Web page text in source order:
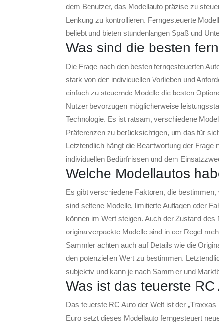
dem Benutzer, das Modellauto präzise zu
Lenkung zu kontrollieren. Ferngesteuerte
beliebt und bieten stundenlangen Spaß und
Was sind die besten
Die Frage nach den besten ferngesteuerten
stark von den individuellen Vorlieben und
einfach zu steuernde Modelle die besten
Nutzer bevorzugen möglicherweise
Technologie. Es ist ratsam, verschiedene
Präferenzen zu berücksichtigen, um das für
Letztendlich hängt die Beantwortung der Frage
individuellen Bedürfnissen und dem
Welche Modellautos
Es gibt verschiedene Faktoren, die
sind seltene Modelle, limitierte Auflagen oder
können im Wert steigen. Auch der Zustand
originalverpackte Modelle sind in der Regel
Sammler achten auch auf Details wie die
den potenziellen Wert zu bestimmen.
subjektiv und kann je nach Sammler und
Was ist das teuerste RC
Das teuerste RC Auto der Welt ist der
Euro setzt dieses Modellauto ferngesteuert